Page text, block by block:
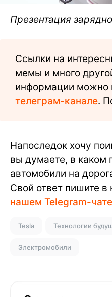
Презентация
Ссылки на
мемы и много
информации можно
телеграм-канале.
Напоследок хочу
вы думаете, в каком
автомобили на
Свой ответ пишите в
нашем Telegram-чате
Tesla Технологии
Электромобили